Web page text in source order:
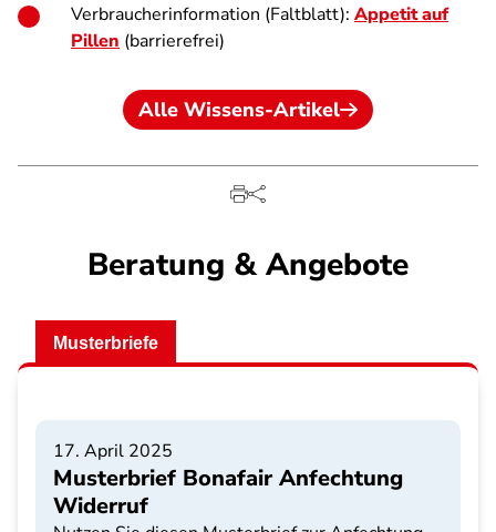
Verbraucherinformation (Faltblatt): Appetit auf
Pillen (barrierefrei)
Alle Wissens-Artikel
Beratung & Angebote
Musterbriefe
17. April 2025
Musterbrief Bonafair Anfechtung
Widerruf